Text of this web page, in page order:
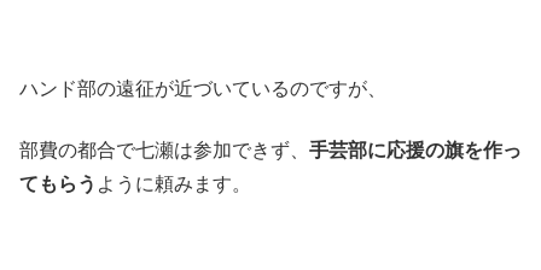
ハンド部の遠征が近づいているのですが、
部費の都合で七瀬は参加できず、 手芸部に応援の旗を作っ
てもらう ように頼みます。